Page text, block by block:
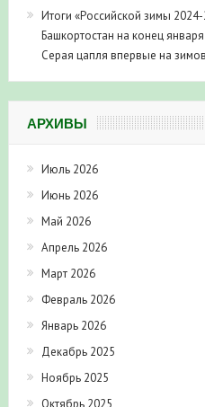
Итоги «Российской зимы
Башкортостан на конец
Серая цапля впервые на
АРХИВЫ
Июль 2026
Июнь 2026
Май 2026
Апрель 2026
Март 2026
Февраль 2026
Январь 2026
Декабрь 2025
Ноябрь 2025
Октябрь 2025